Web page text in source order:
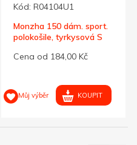
Kód: R04104U1
Monzha 150 dám. sport.
polokošile, tyrkysová S
Cena od 184,00 Kč
Můj výběr KOUPIT